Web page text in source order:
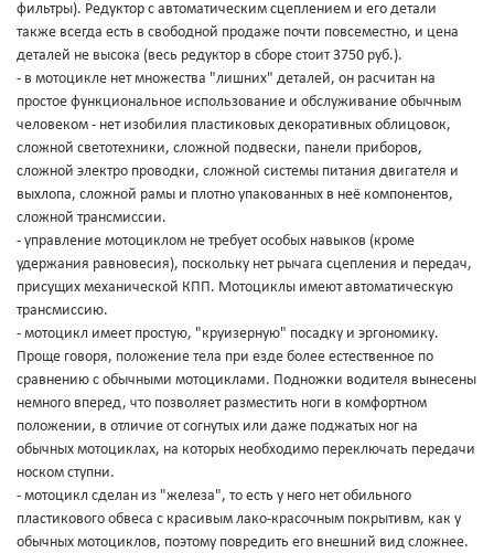
фильтры). Редуктор с автоматическим сцеплением и его детали
также всегда есть в свободной продаже почти повсеместно, и цена
деталей не высока (весь редуктор в сборе стоит 3750 руб.).
- в мотоцикле нет множества "лишних" деталей, он расчитан на
простое функциональное использование и обслуживание обычным
человеком - нет изобилия пластиковых декоративных облицовок,
сложной светотехники, сложной подвески, панели приборов,
сложной электро проводки, сложной системы питания двигателя и
выхлопа, сложной рамы и плотно упакованных в неё компонентов,
сложной трансмиссии.
- управление мотоциклом не требует особых навыков (кроме
удержания равновесия), поскольку нет рычага сцепления и передач,
присущих механической КПП. Мотоциклы имеют автоматическую
трансмиссию.
- мотоцикл имеет простую, "круизерную" посадку и эргономику.
Проще говоря, положение тела при езде более естественное по
сравнению с обычными мотоциклами. Подножки водителя вынесены
немного вперед, что позволяет разместить ноги в комфортном
положении, в отличие от согнутых или даже поджатых ног на
обычных мотоциклах, на которых необходимо переключать передачи
носком ступни.
- мотоцикл сделан из "железа", то есть у него нет обильного
пластикового обвеса с красивым лако-красочным покрытивм, как у
обычных мотоциклов, поэтому повредить его внешний вид сложнее.